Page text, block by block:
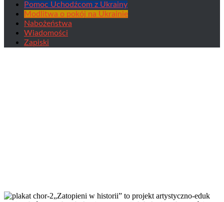
Pomoc Uchodźcom z Ukrainy
Modlitwa o pokój na Ukrainie
Nabożeństwa
Wiadomości
Zapiski
„Zatopieni w historii” to projekt artystyczno-eduk